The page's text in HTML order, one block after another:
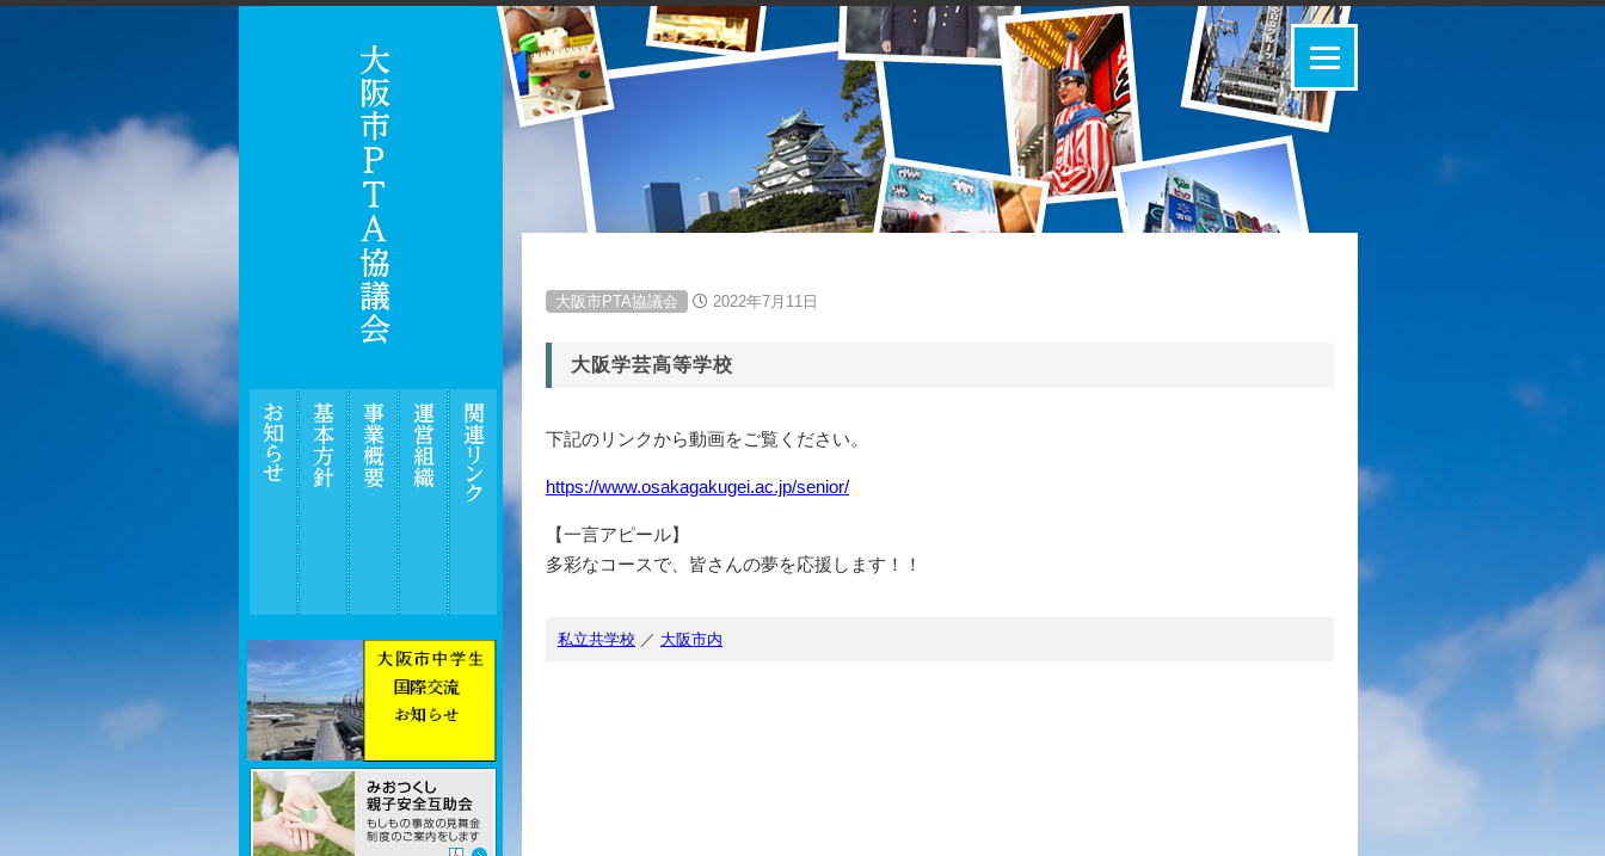
大阪市PTA協議会 2022年7月11日
大阪学芸高等学校
下記のリンクから動画をご覧ください。
https://www.osakagakugei.ac.jp/senior/
【一言アピール】
多彩なコースで、皆さんの夢を応援します！！
私立共学校 ／ 大阪市内